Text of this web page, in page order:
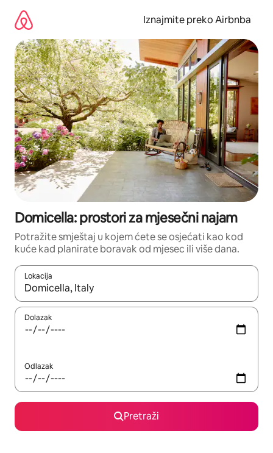
sadržaj
Iznajmite preko Airbnba
Domicella: prostori za mjesečni najam
Potražite smještaj u kojem ćete se osjećati kao kod
kuće kad planirate boravak od mjesec ili više dana.
Lokacija
Kada budu dostupni rezultati, moći ćete ih pregledati
Dolazak
Odlazak
Pretraži